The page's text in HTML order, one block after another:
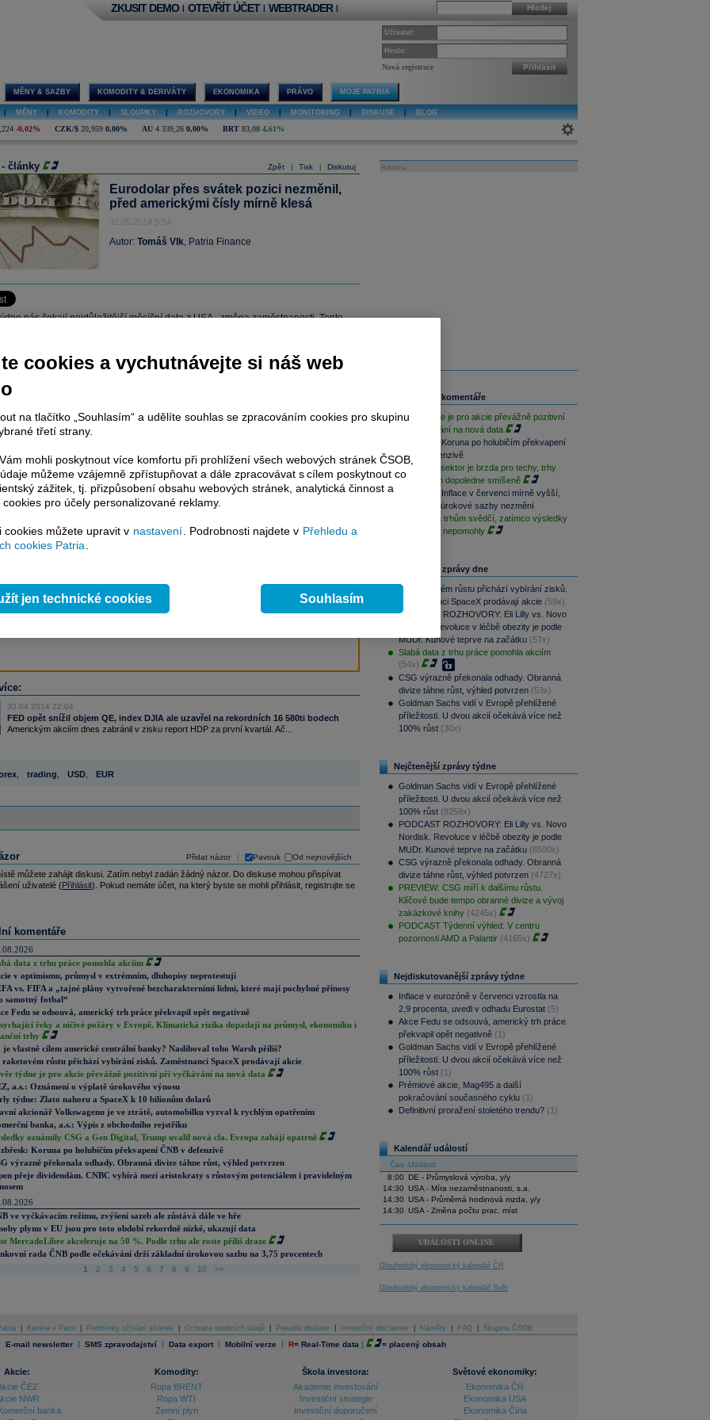
Hledej
ZKUSIT DEMO | OTEVŘÍT ÚČET | WEBTRADER |
Uživatel:
Heslo:
Nová registrace Přihlásit
MĚNY & SAZBY KOMODITY & DERIVÁTY EKONOMIKA PRÁVO MOJE PATRIA
MĚNY KOMODITY SLOUPKY ROZHOVORY VIDEO MONITORING DISKUSE BLOG
-0,02% CZK/$ 20,959 0,00% AU 4 339,26 0,00% BRT 83,08 4,61%
Zpět Tisk Diskutuj
- články
Eurodolar přes svátek pozici nezměnil,
před americkými čísly mírně klesá
02.05.2014 9:54
Autor: Tomáš Vlk, Patria Finance
nás čekají nejdůležitější měsíční data z USA - změna zaměstnanosti. Tento
Pluspřípadně uživatelům platformy
. Pokud jste klientem
služeb, potom je nutné se
placeného informačního servisu získáte
kekompletnímu zpravodajství
bez jakýchkoliv omezení. Veškeré
terminálovou metodou (bez nutnosti obnovovat stránku) bez
a v plné verzi.
e-mailové zpravodajství,
z finančních trhů v reálném čase, kompletní
servis, rozsáhlédatabáze
prognózy
30.04.2014 22:04
FED opět snížil objem QE, index DJIA ale uzavřel na rekordních 16 580ti bodech
Americkým akciím dnes zabránil v zisku report HDP za první kvartál. Ač...
, trading USD, EUR
Přidat názor Pavouk Od nejnovějších
můžete zahájit diskusi. Zatím nebyl zadán žádný názor. Do diskuse mohou přispívat
uživatelé (Přihlásit). Pokud nemáte účet, na který byste se mohli přihlásit, registrujte se
komentáře
data z trhu práce pomohla akciím
v optimismu, průmysl v extrémním, dluhopisy neprotestují
vs. FIFA a „tajné plány vytvořené bezcharakterními lidmi, které mají pochybné přínosy
samotný fotbal“
Fedu se odsouvá, americký trh práce překvapil opět negativně
řeky a ničivé požáry v Evropě. Klimatická rizika dopadají na průmysl, ekonomiku i
trhy
je vlastně cílem americké centrální banky? Nasliboval toho Warsh příliš?
raketovém růstu přichází vybírání zisků. Zaměstnanci SpaceX prodávají akcie
týdne je pro akcie převážně pozitivní při vyčkávání na nová data
a.s.: Oznámení o výplatě úrokového výnosu
týdne: Zlato nahoru a SpaceX k 10 bilionům dolarů
akcionář Volkswagenu je ve ztrátě, automobilku vyzval k rychlým opatřením
banka, a.s.: Výpis z obchodního rejstříku
oznámily CSG a Gen Digital, Trump uvalil nová cla. Evropa zahájí opatrně
Koruna po holubičím překvapení ČNB v defenzivě
výrazně překonala odhady. Obranná divize táhne růst, výhled potvrzen
přeje dividendám. CNBC vybírá mezi aristokraty s růstovým potenciálem i pravidelným
ve vyčkávacím režimu, zvýšení sazeb ale zůstává dále ve hře
plynu v EU jsou pro toto období rekordně nízké, ukazují data
MercadoLibre akceleruje na 50 %. Podle trhu ale roste příliš draze
rada ČNB podle očekávání drží základní úrokovou sazbu na 3,75 procentech
1 2 3 4 5 6 7 8 9 10 >>
Reklama
Související komentáře
Závěr týdne je pro akcie převážně pozitivní
při vyčkávání na nová data
Rozbřesk: Koruna po holubičím překvapení
ČNB v defenzivě
Paměťový sektor je brzda pro techy, trhy
jsou na tom dopoledne smíšeně
Rozbřesk: Inflace v červenci mírně vyšší,
ČNB dnes úrokové sazby nezmění
Geopolitika trhům svědčí, zatímco výsledky
sentimentu nepomohly
Nejčtenější zprávy dne
Po raketovém růstu přichází vybírání zisků.
Zaměstnanci SpaceX prodávají akcie (59x)
PODCAST ROZHOVORY: Eli Lilly vs. Novo
Nordisk. Revoluce v léčbě obezity je podle
MUDr. Kunové teprve na začátku (57x)
Slabá data z trhu práce pomohla akciím
(54x)
CSG výrazně překonala odhady. Obranná
divize táhne růst, výhled potvrzen (53x)
Goldman Sachs vidí v Evropě přehlížené
příležitosti. U dvou akcií očekává více než
100% růst (30x)
Nejčtenější zprávy týdne
Goldman Sachs vidí v Evropě přehlížené
příležitosti. U dvou akcií očekává více než
100% růst (8259x)
PODCAST ROZHOVORY: Eli Lilly vs. Novo
Nordisk. Revoluce v léčbě obezity je podle
MUDr. Kunové teprve na začátku (6590x)
CSG výrazně překonala odhady. Obranná
divize táhne růst, výhled potvrzen (4727x)
PREVIEW: CSG míří k dalšímu růstu.
Klíčové bude tempo obranné divize a vývoj
zakázkové knihy (4245x)
PODCAST Týdenní výhled: V centru
pozornosti AMD a Palantir (4165x)
Nejdiskutovanější zprávy týdne
Inflace v eurozóně v červenci vzrostla na
2,9 procenta, uvedl v odhadu Eurostat (5)
Akce Fedu se odsouvá, americký trh práce
překvapil opět negativně (1)
Goldman Sachs vidí v Evropě přehlížené
příležitosti. U dvou akcií očekává více než
100% růst (1)
Prémiové akcie, Mag495 a další
pokračování současného cyklu (1)
Definitivní proražení stoletého trendu? (1)
Kalendář událostí
Čas Událost
8:00
DE - Průmyslová výroba, y/y
14:30 USA - Míra nezaměstnanosti, s.a.
14:30 USA - Průměrná hodinová mzda, y/y
14:30 USA - Změna počtu prac. míst
UDÁLOSTI ONLINE
Dlouhodobý ekonomický kalendář ČR
Dlouhodobý ekonomický kalendář Svět
Kariéra v Patrii Podmínky užívání stránek Ochrana osobních údajů Pravidla diskuse Investiční disclaimer Náměty FAQ Skupina ČSOB
E-mail newsletter | SMS zpravodajství | Data export | Mobilní verze | R= Real-Time data | = placený obsah
Akcie:
ČEZ
NWR
banka
Komodity:
Ropa BRENT
Ropa WTI
Zemní plyn
Škola investora:
Akademie investování
Investiční strategie
Investiční doporučení
Světové ekonomiky:
Ekonomika ČR
Ekonomika USA
Ekonomika Čína
cookies a vychutnávejte si náš web
na tlačítko „Souhlasím“ a udělíte souhlas se zpracováním cookies pro skupinu
třetí strany.
mohli poskytnout více komfortu při prohlížení všech webových stránek ČSOB,
můžeme vzájemně zpřístupňovat a dále zpracovávat s cílem poskytnout co
zážitek, tj. přizpůsobení obsahu webových stránek, analytická činnost a
pro účely personalizované reklamy.
cookies můžete upravit v nastavení . Podrobnosti najdete v Přehledu a
cookies Patria
jen technické cookies Souhlasím